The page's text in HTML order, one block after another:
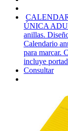
ÚNICA
anillas.
Calendario
para marcar.
incluye
Consultar